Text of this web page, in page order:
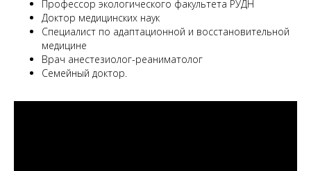
Профессор экологического факультета РУДН
Доктор медицинских наук
Специалист по адаптационной и восстановительной
медицине
Врач анестезиолог-реаниматолог
Семейный доктор.